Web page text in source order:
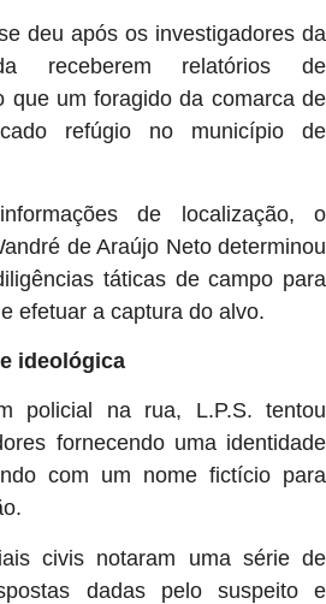
deu após os investigadores da
receberem relatórios de
que um foragido da comarca de
refúgio no município de
de localização, o
de Araújo Neto determinou
táticas de campo para
efetuar a captura do alvo.
ideológica
policial na rua, L.P.S. tentou
fornecendo uma identidade
com um nome fictício para
civis notaram uma série de
dadas pelo suspeito e